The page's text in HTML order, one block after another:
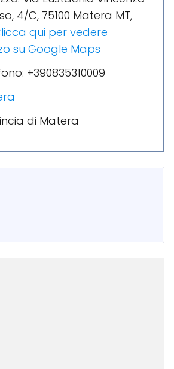
4/C, 75100 Matera MT,
qui per vedere
su Google Maps
+390835310009
di Matera